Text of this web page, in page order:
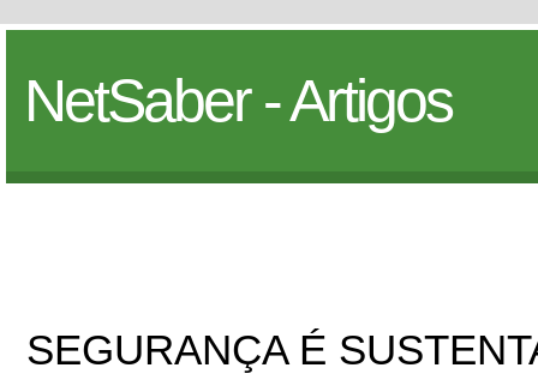
NetSaber - Artigos
SEGURANÇA É